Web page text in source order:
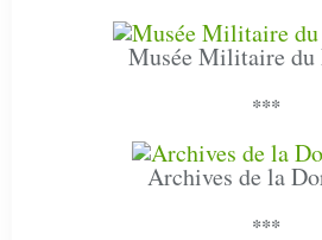
Musée Militaire du
***
Archives de la
***